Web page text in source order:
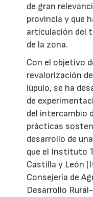
de gran
provincia y que
articulación del
de la zona.
Con el objetivo
revalorización
lúpulo, se ha
de
del intercambio
prácticas
desarrollo de
que el Instituto
Castilla y León
Consejería de
Desarrollo